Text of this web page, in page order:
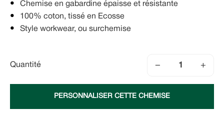
Chemise en gabardine épaisse et résistante
100% coton, tissé en Ecosse
Style workwear, ou surchemise
Quantité − +
PERSONNALISER CETTE CHEMISE